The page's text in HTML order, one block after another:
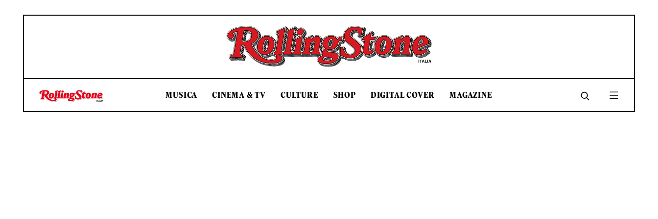
Rolling Stone Italia
MUSICA CINEMA & TV CULTURE SHOP DIGITAL COVER MAGAZINE